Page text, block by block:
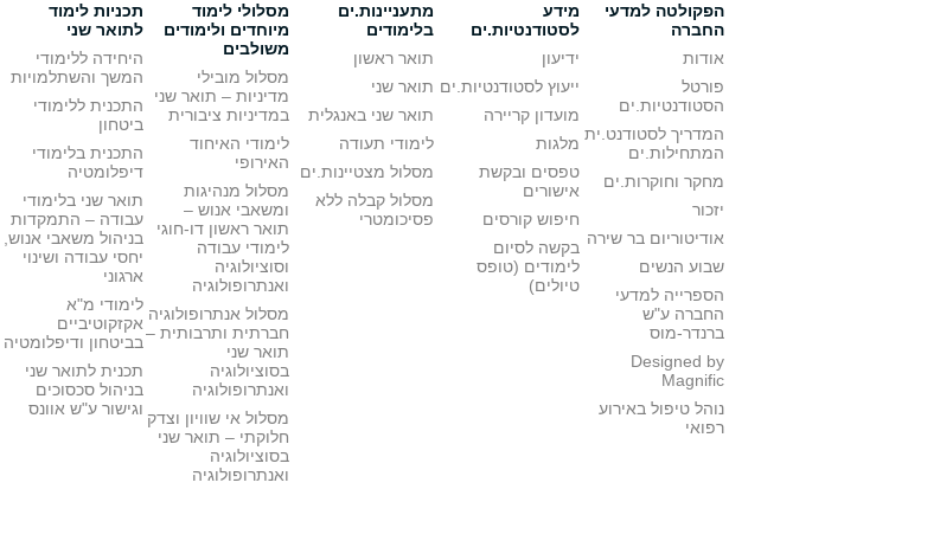
הפקולטה למדעי
החברה
אודות
פורטל
הסטודנטיות.ים
המדריך לסטודנט.ית
המתחילות.ים
מחקר וחוקרות.ים
יזכור
אודיטוריום בר שירה
שבוע הנשים
הספרייה למדעי
החברה ע"ש
ברנדר-מוס
Designed by
Magnific
נוהל טיפול באירוע
רפואי
מידע
לסטודנטיות.ים
ידיעון
ייעוץ לסטודנטיות.ים
מועדון קריירה
מלגות
טפסים ובקשת
אישורים
חיפוש קורסים
בקשה לסיום
לימודים (טופס
טיולים)
מתעניינות.ים
בלימודים
תואר ראשון
תואר שני
תואר שני באנגלית
לימודי תעודה
מסלול מצטיינות.ים
מסלול קבלה ללא
פסיכומטרי
מסלולי לימוד
מיוחדים ולימודים
משולבים
מסלול מובילי
מדיניות – תואר שני
במדיניות ציבורית
לימודי האיחוד
האירופי
מסלול מנהיגות
ומשאבי אנוש –
תואר ראשון דו-חוגי
לימודי עבודה
וסוציולוגיה
ואנתרופולוגיה
מסלול אנתרופולוגיה
חברתית ותרבותית –
תואר שני
בסוציולוגיה
ואנתרופולוגיה
מסלול אי שוויון וצדק
חלוקתי – תואר שני
בסוציולוגיה
ואנתרופולוגיה
תכניות לימוד
לתואר שני
היחידה ללימודי
המשך והשתלמויות
התכנית ללימודי
ביטחון
התכנית בלימודי
דיפלומטיה
תואר שני בלימודי
עבודה – התמקדות
בניהול משאבי אנוש,
יחסי עבודה ושינוי
ארגוני
לימודי מ"א
אקזקוטיביים
בביטחון ודיפלומטיה
תכנית לתואר שני
בניהול סכסוכים
וגישור ע"ש אוונס